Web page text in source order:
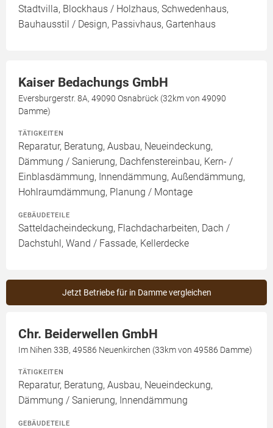
Stadtvilla, Blockhaus / Holzhaus, Schwedenhaus,
Bauhausstil / Design, Passivhaus, Gartenhaus
Kaiser Bedachungs GmbH
Eversburgerstr. 8A, 49090 Osnabrück (32km von 49090
Damme)
TÄTIGKEITEN
Reparatur, Beratung, Ausbau, Neueindeckung,
Dämmung / Sanierung, Dachfenstereinbau, Kern- /
Einblasdämmung, Innendämmung, Außendämmung,
Hohlraumdämmung, Planung / Montage
GEBÄUDETEILE
Satteldacheindeckung, Flachdacharbeiten, Dach /
Dachstuhl, Wand / Fassade, Kellerdecke
Jetzt Betriebe für in Damme vergleichen
Chr. Beiderwellen GmbH
Im Nihen 33B, 49586 Neuenkirchen (33km von 49586 Damme)
TÄTIGKEITEN
Reparatur, Beratung, Ausbau, Neueindeckung,
Dämmung / Sanierung, Innendämmung
GEBÄUDETEILE